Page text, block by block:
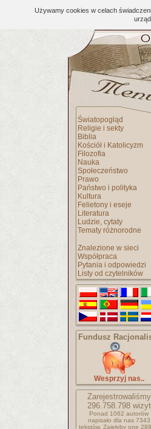
Używamy cookies w celach
Światopogląd
Religie i sekty
Biblia
Kościół i Katolicyzm
Filozofia
Nauka
Społeczeństwo
Prawo
Państwo i polityka
Kultura
Felietony i eseje
Literatura
Ludzie, cytaty
Tematy różnorodne
Znalezione w sieci
Współpraca
Pytania i odpowiedzi
Listy od czytelników
Fundusz
Wesprzyj nas..
Zarejestrowaliśmy
296.758.798wizyt
Ponad 1062 autorów
napisało dla nas 7343
tekstów. Zajęłyby one